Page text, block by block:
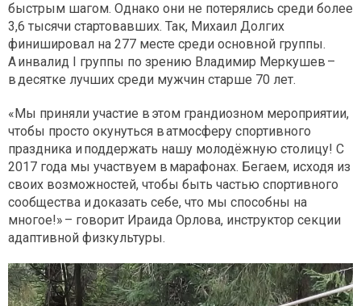
быстрым шагом. Однако они не потерялись среди более
3,6 тысячи стартовавших. Так, Михаил Долгих
финишировал на 277 месте среди основной группы.
А инвалид I группы по зрению Владимир Меркушев –
в десятке лучших среди мужчин старше 70 лет.
«Мы приняли участие в этом грандиозном мероприятии,
чтобы просто окунуться в атмосферу спортивного
праздника и поддержать нашу молодёжную столицу! С
2017 года мы участвуем в марафонах. Бегаем, исходя из
своих возможностей, чтобы быть частью спортивного
сообщества и доказать себе, что мы способны на
многое!» – говорит Ираида Орлова, инструктор секции
адаптивной физкультуры.